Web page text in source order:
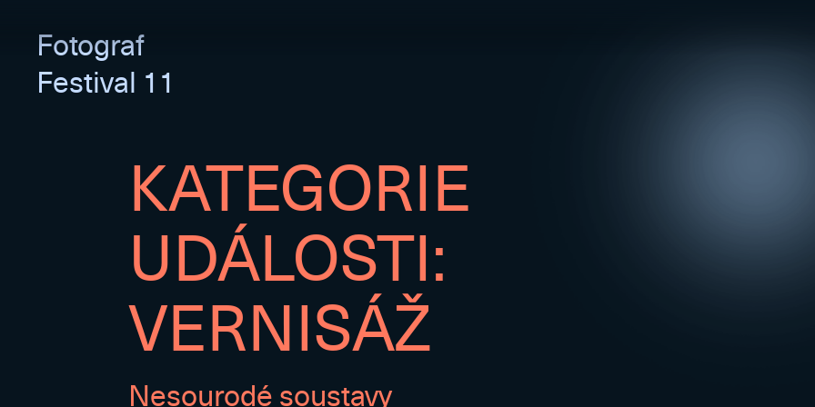
Fotograf
Festival 11
KATEGORIE
UDÁLOSTI:
VERNISÁŽ
Nesourodé soustavy